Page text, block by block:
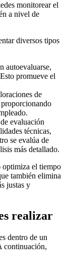
monitorear el
a nivel de
diversos tipos
autoevaluarse,
promueve el
de
evaluación
técnicas,
se evalúa de
más detallado.
optimiza el tiempo
también elimina
justas y
realizar
dentro de un
continuación,